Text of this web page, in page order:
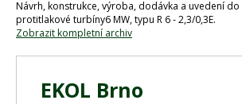
Návrh, konstrukce, výroba, dodávka a uvedení
protitlakové turbíny6 MW, typu R 6 - 2,3/0,3E.
Zobrazit kompletní archiv
EKOL Brno